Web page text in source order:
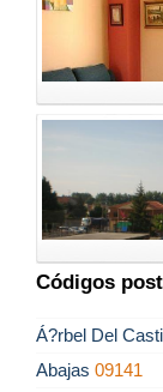
Códigos
Á?rbel Del
Abajas 09141